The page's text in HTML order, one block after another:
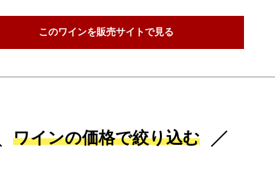
このワインを販売サイトで見る
ワインの価格で絞り込む